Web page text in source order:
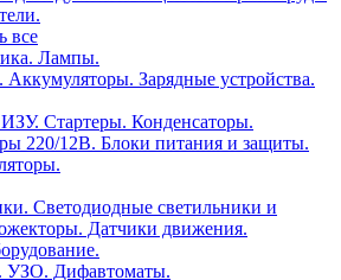
все
Лампы.
Аккумуляторы. Зарядные устройства.
Стартеры. Конденсаторы.
220/12В. Блоки питания и защиты.
Светодиодные светильники и
Датчики движения.
УЗО. Дифавтоматы.